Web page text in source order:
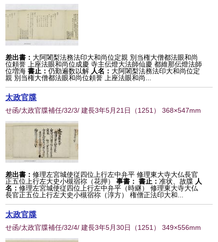
差出書： 大阿闍梨法務法印大和尚位定親 別当権大僧都法眼和尚
位頼誉 上座法眼和尚位成慶 寺主伝燈大法師仙慶 都維那伝燈法師
位増海 書止：仍勤遍数以解 人名： 大阿闍梨法務法印大和尚位定
親 別当権大僧都法眼和尚位頼誉 上座法眼和尚...
太政官牒
せ函/太政官牒補任/32/3/ 建長3年5月21日 （1251 ） 368×547mm
差出書：修理左宮城使従四位上行左中弁平 修理東大寺大仏長官
正五位上行左大史小槻宿祢（花押）
事書： 書止：准状、故牒 人
名：修理左宮城使従四位上行左中弁平（時継） 修理東大寺大仏
長官正五位上行左大史小槻宿祢（淳方） 権僧正法印大和...
太政官牒
せ函/太政官牒補任/32/4/ 建長3年5月30日 （1251 ） 349×556mm